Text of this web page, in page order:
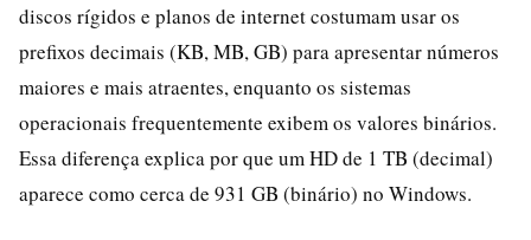
discos rígidos e planos de internet costumam usar os
prefixos decimais (KB, MB, GB) para apresentar números
maiores e mais atraentes, enquanto os sistemas
operacionais frequentemente exibem os valores binários.
Essa diferença explica por que um HD de 1 TB (decimal)
aparece como cerca de 931 GB (binário) no Windows.